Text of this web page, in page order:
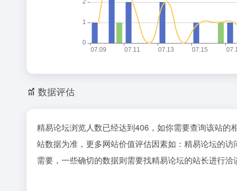
数据评估
精易论坛浏览人数已经达到406，如你需要查询该站的
站数据为准，更多网站价值评估因素如：精易论坛的
需要，一些确切的数据则需要找精易论坛的站长进行